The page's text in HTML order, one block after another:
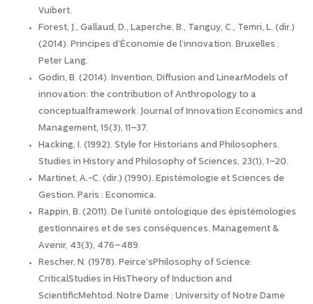
Vuibert.
Forest, J., Gallaud, D., Laperche, B., Tanguy, C., Temri, L. (dir.)
(2014). Principes d’Économie de l’innovation. Bruxelles :
Peter Lang.
Godin, B. (2014). Invention, Diffusion and LinearModels of
innovation: the contribution of Anthropology to a
conceptualframework. Journal of Innovation Economics and
Management, 15(3), 11–37.
Hacking, I. (1992). Style for Historians and Philosophers.
Studies in History and Philosophy of Sciences, 23(1), 1–20.
Martinet, A.-C. (dir.) (1990). Epistémologie et Sciences de
Gestion. Paris : Economica.
Rappin, B. (2011). De l’unité ontologique des épistémologies
gestionnaires et de ses conséquences. Management &
Avenir, 43(3), 476–489.
Rescher, N. (1978). Peirce’sPhilosophy of Science:
CriticalStudies in HisTheory of Induction and
ScientificMehtod. Notre Dame : University of Notre Dame